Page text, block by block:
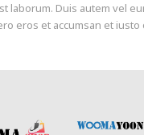
laborum. Duis autem vel
eros et accumsan et